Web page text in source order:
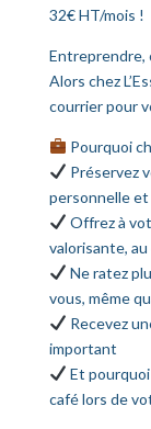
32€ HT/mois !
Entreprendre,
Alors chez
courrier pour
Pourquoi
Préservez
personnelle
Offrez à
valorisante,
Ne ratez
vous, même
Recevez
important
Et
café lors de